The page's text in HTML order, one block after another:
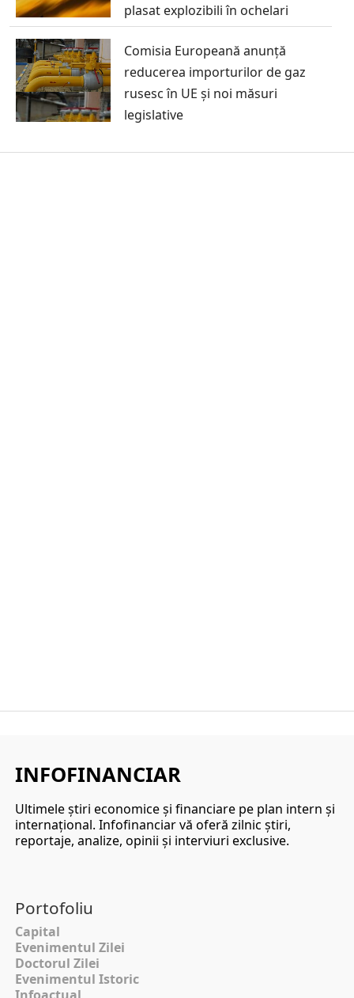
plasat explozibili în ochelari
Comisia Europeană anunță
reducerea importurilor de gaz
rusesc în UE și noi măsuri
legislative
INFOFINANCIAR
Ultimele ştiri economice şi financiare pe plan intern şi
internaţional. Infofinanciar vă oferă zilnic ştiri,
reportaje, analize, opinii şi interviuri exclusive.
Portofoliu
Capital
Evenimentul Zilei
Doctorul Zilei
Evenimentul Istoric